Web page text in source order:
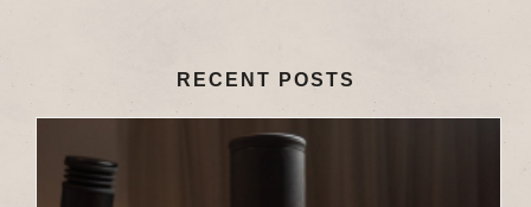
RECENT POSTS